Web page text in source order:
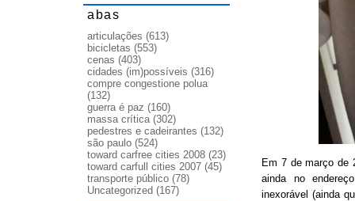
Em 7 de março de
ainda no
inexorável (ainda
abas
articulações (613)
bicicletas (553)
cenas (403)
cidades (im)possíveis (316)
compre congestione polua
(132)
guerra é paz (160)
massa crítica(302)
pedestres e cadeirantes (132)
são paulo (524)
toward carfree cities 2008 (23)
toward carfull cities 2007 (45)
transporte público (78)
Uncategorized (167)